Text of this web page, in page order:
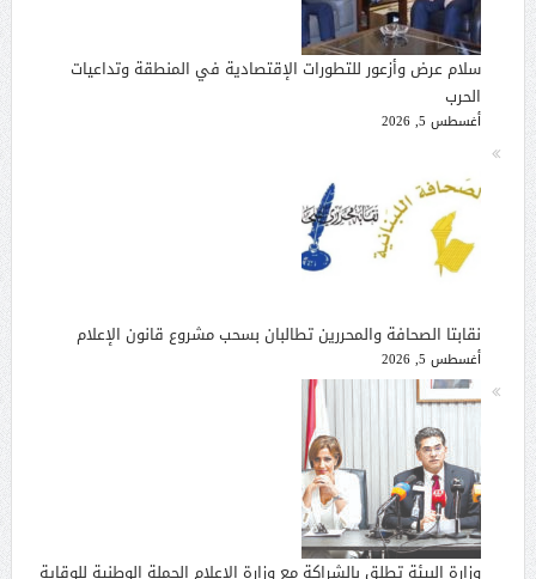
سلام عرض وأزعور للتطورات الإقتصادية في المنطقة وتداعيات
الحرب
أغسطس 5, 2026
نقابتا الصحافة والمحررين تطالبان بسحب مشروع قانون الإعلام
أغسطس 5, 2026
وزارة البيئة تطلق بالشراكة مع وزارة الإعلام الحملة الوطنية للوقاية